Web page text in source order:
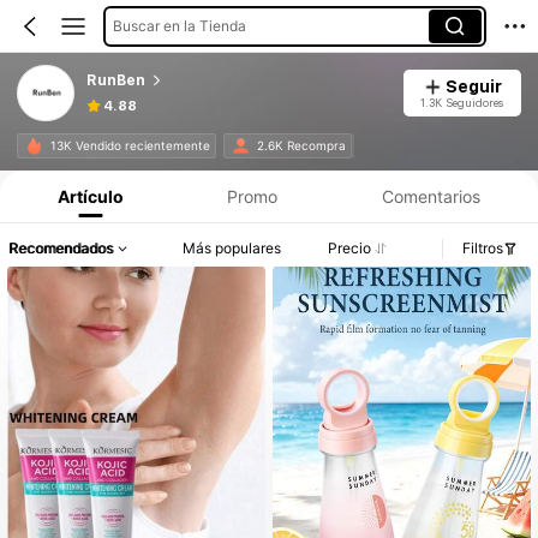
Buscar en la Tienda
RunBen
4.88
Seguir
1.3K Seguidores
13K Vendido recientemente 2.6K Recompra
Artículo Promo Comentarios
Recomendados Más populares Precio Filtros